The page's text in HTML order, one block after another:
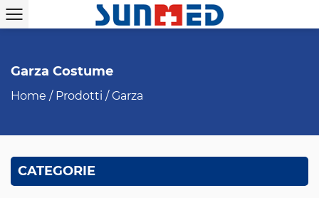
Garza Costume
Home / Prodotti /Garza
CATEGORIE